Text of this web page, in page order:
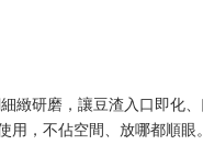
緻研磨，讓豆渣入口即化
，不佔空間、放哪都順眼。